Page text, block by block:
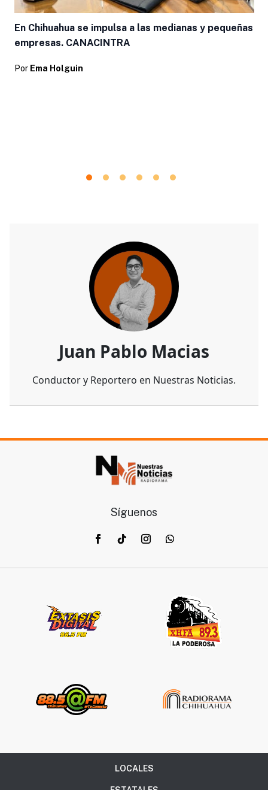
En Chihuahua se impulsa a las medianas y pequeñas
empresas. CANACINTRA
Por Ema Holguin
Juan Pablo Macias
Conductor y Reportero en Nuestras Noticias.
Síguenos
LOCALES